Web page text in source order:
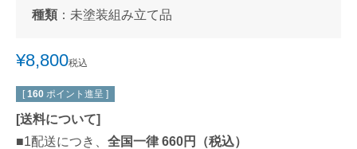
種類 ： 未塗装組み立て品
¥8,800税込
[ 160 ポイント進呈 ]
[送料について]
■1配送につき、 全国一律 660円（税込）